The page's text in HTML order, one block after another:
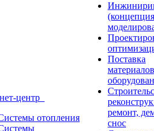
центр
отопления
Поставка
ремонт,
снос